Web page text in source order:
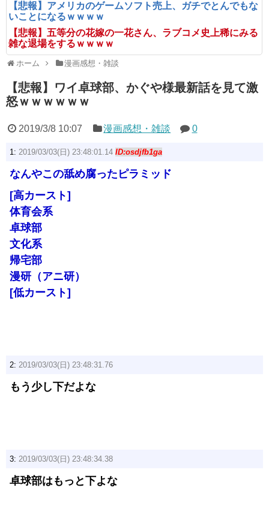
【悲報】アメリカのゲームソフト売上、ガチでとんでもな
いことになるｗｗｗｗ
【悲報】五等分の花嫁の一花さん、ラブコメ史上稀にみる
雑な退場をするｗｗｗｗ
ホーム 漫画感想・雑談
【悲報】ワイ卓球部、かぐや様最新話を見て激
怒ｗｗｗｗｗｗ
2019/3/8 10:07 漫画感想・雑談 0
1: 2019/03/03(日) 23:48:01.14 ID:osdjfb1ga
なんやこの舐め腐ったピラミッド
[高カースト]
体育会系
卓球部
文化系
帰宅部
漫研（アニ研）
[低カースト]
2: 2019/03/03(日) 23:48:31.76
もう少し下だよな
3: 2019/03/03(日) 23:48:34.38
卓球部はもっと下よな